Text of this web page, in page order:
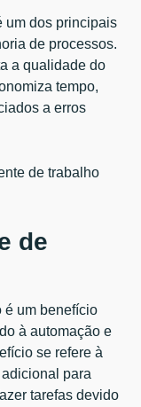
um dos principais
de processos.
a qualidade do
tempo,
a erros
de trabalho
de
é um benefício
à automação e
se refere à
para
tarefas devido